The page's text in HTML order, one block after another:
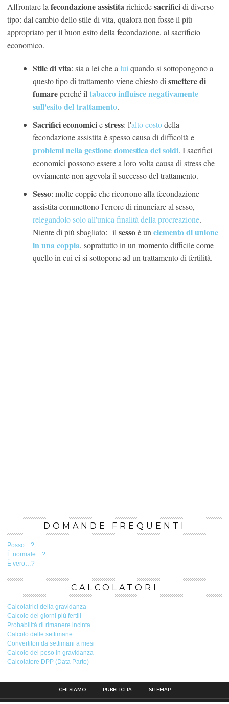
Affrontare lafecondazione assistitarichiedesacrificidi diverso
tipo: dal cambio dello stile di vita, qualora non fosse il più
appropriato per il buon esito della fecondazione, al sacrificio
economico.
Stile di vita: sia a lei che aluiquando si sottopongono a
questo tipo di trattamento viene chiesto dismettere di
fumareperché iltabacco influisce negativamente
sull'esito del trattamento.
Sacrifici economiciestress: l'alto costodella
fecondazione assistita è spesso causa di difficoltà e
problemi nella gestione domestica dei soldi. I sacrifici
economici possono essere a loro volta causa di stress che
ovviamente non agevola il successo del trattamento.
Sesso: molte coppie che ricorrono alla fecondazione
assistita commettono l'errore di rinunciare al sesso,
relegandolo solo all'unica finalità della procreazione.
Niente di più sbagliato: ilsessoè unelemento di unione
in una coppia, soprattutto in un momento difficile come
quello in cui ci si sottopone ad un trattamento di fertilità.
DOMANDE FREQUENTI
Posso…?
È normale…?
È vero…?
CALCOLATORI
Calcolatrici della gravidanza
Calcolo dei giorni più fertili
Probabilità di rimanere incinta
Calcolo delle settimane
Convertitori da settimani a mesi
Calcolo del peso in gravidanza
Calcolatore DPP (Data Parto)
CHI SIAMO PUBBLICITÀ SITEMAP